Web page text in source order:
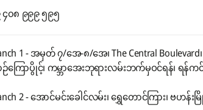
၀၈ ၉၉၉ ၅၉၅
1 - အမှတ် ၇/အေ-၈/အေ၊ The Central
ကြောပွိုင့်၊ ကမ္ဘာအေးဘုရားလမ်းဘက်မှဝင်ရန်၊ ရန်က
2 - အောင်မင်းခေါင်လမ်း၊ ရွှေတောင်ကြား၊ ဗဟန်